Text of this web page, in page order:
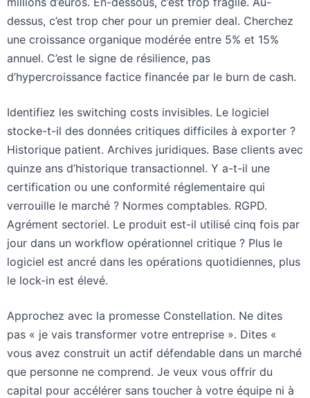
dessus, c’est trop cher pour un premier deal. Cherchez
une croissance organique modérée entre 5% et 15%
annuel. C’est le signe de résilience, pas
d’hypercroissance factice financée par le burn de cash.
Identifiez les switching costs invisibles. Le logiciel
stocke-t-il des données critiques difficiles à exporter ?
Historique patient. Archives juridiques. Base clients avec
quinze ans d’historique transactionnel. Y a-t-il une
certification ou une conformité réglementaire qui
verrouille le marché ? Normes comptables. RGPD.
Agrément sectoriel. Le produit est-il utilisé cinq fois par
jour dans un workflow opérationnel critique ? Plus le
logiciel est ancré dans les opérations quotidiennes, plus
le lock-in est élevé.
Approchez avec la promesse Constellation. Ne dites
pas « je vais transformer votre entreprise ». Dites «
vous avez construit un actif défendable dans un marché
que personne ne comprend. Je veux vous offrir du
capital pour accélérer sans toucher à votre équipe ni à